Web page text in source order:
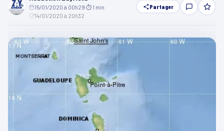
15/01/2020 à 00h29 ⏱ 1 min
14/01/2020 à 20h32
Partager